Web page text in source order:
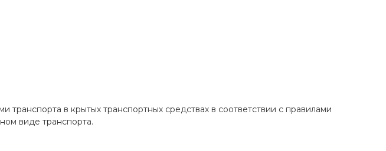
транспорта в крытых транспортных средствах в соответствии с правилами
виде транспорта.